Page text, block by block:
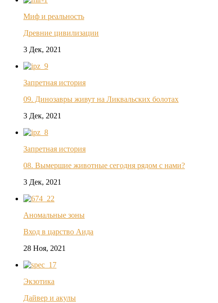
Миф и реальность
Древние цивилизации
3 Дек, 2021
Запретная история
09. Динозавры живут на Ликвальских болотах
3 Дек, 2021
Запретная история
08. Вымершие животные сегодня рядом с нами?
3 Дек, 2021
Аномальные зоны
Вход в царство Аида
28 Ноя, 2021
Экзотика
Дайвер и акулы